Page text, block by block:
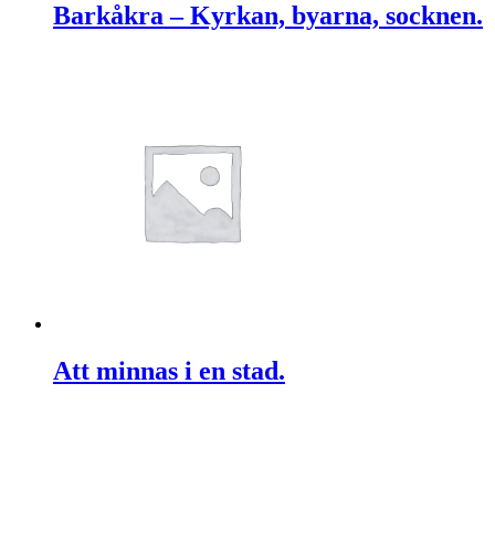
Barkåkra – Kyrkan, byarna, socknen.
Att minnas i en stad.